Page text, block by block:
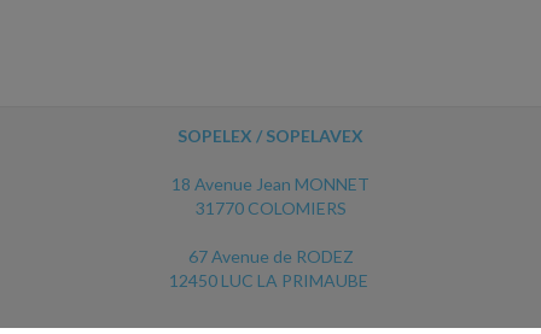
SOPELEX / SOPELAVEX
18 Avenue Jean MONNET
31770 COLOMIERS
67 Avenue de RODEZ
12450 LUC LA PRIMAUBE